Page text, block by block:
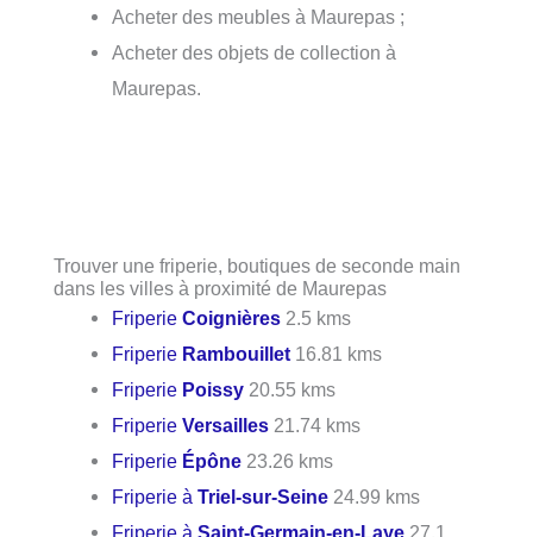
Acheter des meubles à Maurepas ;
Acheter des objets de collection à
Maurepas.
Trouver une friperie, boutiques de seconde main
dans les villes à proximité de Maurepas
FriperieCoignières 2.5 kms
Friperie Rambouillet 16.81 kms
Friperie Poissy 20.55 kms
FriperieVersailles 21.74 kms
Friperie Épône 23.26 kms
Friperie àTriel-sur-Seine 24.99 kms
Friperie àSaint-Germain-en-Laye 27.1